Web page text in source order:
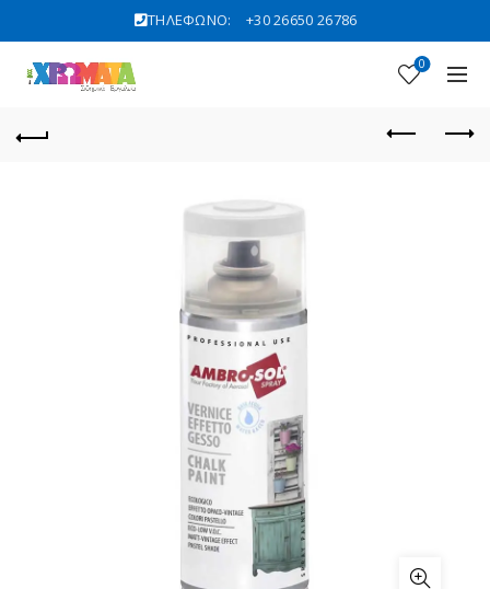
ΤΗΛΕΦΩΝΟ: +30 26650 26786
0